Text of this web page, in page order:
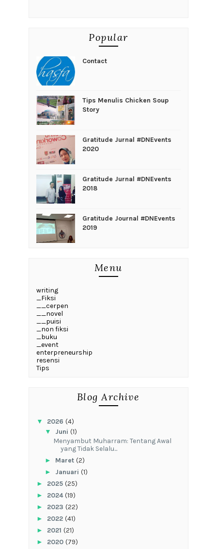
Popular
Contact
Tips Menulis Chicken Soup
Story
Gratitude Jurnal #DNEvents
2020
Gratitude Jurnal #DNEvents
2018
Gratitude Journal #DNEvents
2019
Menu
writing
_Fiksi
__cerpen
__novel
__puisi
_non fiksi
_buku
_event
enterpreneurship
resensi
Tips
Blog Archive
▼ 2026 (4)
▼ Juni (1)
Menyambut Muharram: Tentang Awal
yang Tidak Selalu...
► Maret (2)
► Januari (1)
► 2025 (25)
► 2024(19)
► 2023 (22)
► 2022 (41)
► 2021 (21)
► 2020 (79)